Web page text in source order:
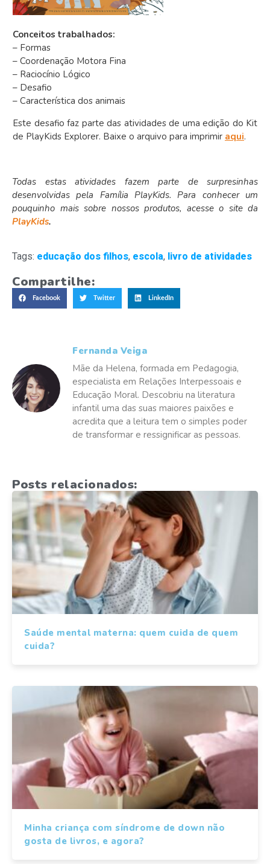
Conceitos trabalhados:
– Formas
– Coordenação Motora Fina
– Raciocínio Lógico
– Desafio
– Característica dos animais
Este desafio faz parte das atividades de uma edição do Kit
de PlayKids Explorer. Baixe o arquivo para imprimir aqui.
Todas estas atividades fazem parte de surpresinhas
desenvolvidas pela Família PlayKids. Para conhecer um
pouquinho mais sobre nossos produtos, acesse o site da
PlayKids.
Tags: educação dos filhos, escola, livro de atividades
Compartilhe:
Facebook Twitter LinkedIn
Fernanda Veiga
Mãe da Helena, formada em Pedagogia,
especialista em Relações Interpessoais e
Educação Moral. Descobriu na literatura
infantil uma das suas maiores paixões e
acredita que a leitura tem o simples poder
de transformar e ressignificar as pessoas.
Posts relacionados:
Saúde mental materna: quem cuida de quem
cuida?
Minha criança com síndrome de down não
gosta de livros, e agora?